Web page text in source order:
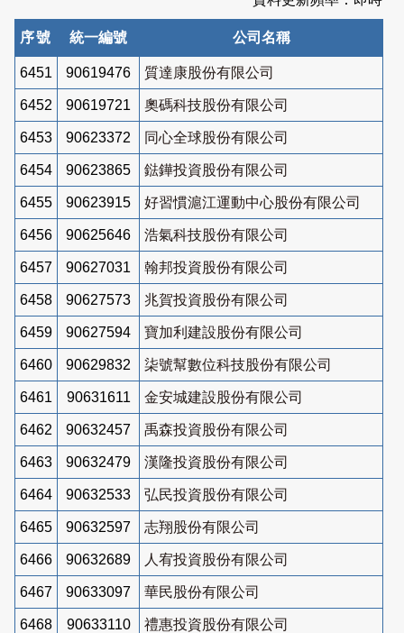
序號 統一編號 公司名稱
6451 90619476 質達康股份有限公司
6452 90619721 奧碼科技股份有限公司
6453 90623372 同心全球股份有限公司
6454 90623865 鍅鏵投資股份有限公司
6455 90623915 好習慣滬江運動中心股份有限公司
6456 90625646 浩氣科技股份有限公司
6457 90627031 翰邦投資股份有限公司
6458 90627573 兆賀投資股份有限公司
6459 90627594 寶加利建設股份有限公司
6460 90629832 柒號幫數位科技股份有限公司
6461 90631611 金安城建設股份有限公司
6462 90632457 禹森投資股份有限公司
6463 90632479 漢隆投資股份有限公司
6464 90632533 弘民投資股份有限公司
6465 90632597 志翔股份有限公司
6466 90632689 人宥投資股份有限公司
6467 90633097 華民股份有限公司
6468 90633110 禮惠投資股份有限公司